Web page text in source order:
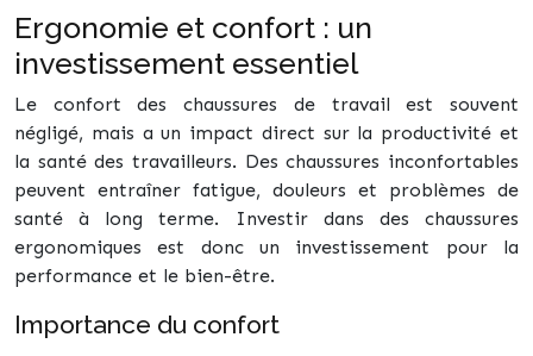
Ergonomie et confort : un
investissement essentiel
Le confort des chaussures de travail est souvent
négligé, mais a un impact direct sur la productivité et
la santé des travailleurs. Des chaussures inconfortables
peuvent entraîner fatigue, douleurs et problèmes de
santé à long terme. Investir dans des chaussures
ergonomiques est donc un investissement pour la
performance et le bien-être.
Importance du confort